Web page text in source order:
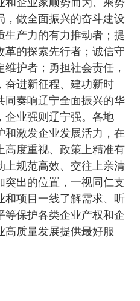
和企业家顺势而为、乘势
，做全面振兴的奋斗建设
生产力的有力推动者；提
革的探索先行者；诚信守
护者；勇担社会责任，
奋进新征程、建功新时
同奏响辽宁全面振兴的华
企业强则辽宁强。各地
和激发企业发展活力，在
高度重视、政策上精准有
上规范高效、交往上亲清
突出的位置，一视同仁支
和项目一线了解需求、听
等保护各类企业产权和企
高质量发展提供最好服